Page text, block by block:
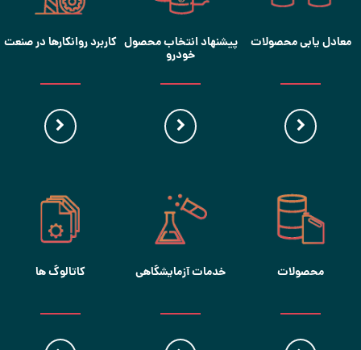
معادل یابی محصولات پیشنهاد انتخاب محصول
خودرو
کاربرد روانکارها در صنعت
محصولات خدمات آزمایشگاهی کاتالوگ ها